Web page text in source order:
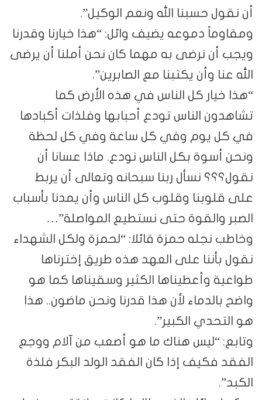
أن نقول حسبنا الله ونعم الوكيل”.
ومقاوماً دموعه يضيف وائل: “هذا خيارنا وقدرنا
ويجب أن نرضى به مهما كان نحن أملنا أن يرضى
الله عنا وأن يكتبنا مع الصابرين”.
“هذا خيار كل الناس في هذه الأرض كما
تشاهدون الناس تودع أحبابها وفلذات أكبادها
في كل يوم وفي كل ساعة وفي كل لحظة
ونحن أسوة بكل الناس نودع. ماذا عسانا أن
نقول؟؟؟ نسأل ربنا سبحانه وتعالى أن يربط
على قلوبنا وقلوب كل الناس وأن يمدنا بأسباب
الصبر والقوة حتى نستطيع المواصلة”…
وخاطب نجله حمزة قائلا: “لحمزة ولكل الشهداء
نقول بأننا على العهد هذه طريق إخترناها
طواعية وأعطيناها الكثير وسقيناها كما هو
واضح بالدماء لأن هذا قدرنا ونحن ماضون.. هذا
هو التحدي الكبير”.
وتابع: “ليس هناك ما هو أصعب من آلام ووجع
الفقد فكيف إذا كان الفقد الولد البكر فلذة
الكبد”.